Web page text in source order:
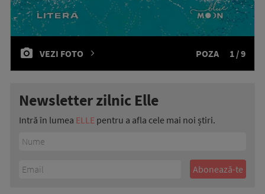
VEZI FOTO POZA 1 / 9
Newsletter zilnic Elle
Intră în lumea ELLE pentru a afla cele mai noi știri.